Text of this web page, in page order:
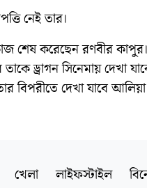
নেই তার।
শেষ করেছেন রণবীর কাপুর।
ড্রাগন সিনেমায় দেখা
বিপরীতে দেখা যাবে আলিয়া
খেলা লাইফস্টাইল